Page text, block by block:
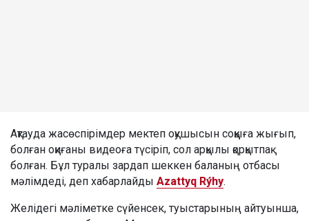
Ақтауда жасөспірімдер мектеп оқушысын соққыға жығып,
болған оқиғаны видеоға түсіріп, сол арқылы қорқытпақ
болған. Бұл туралы зардап шеккен баланың отбасы
мәлімдеді, деп хабарлайды Azattyq Rýhy.
Желідегі мәліметке сүйенсек, туыстарының айтуынша,